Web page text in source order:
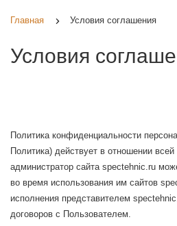
Главная Условия соглашения
Условия
Политика конфиденциальности
Политика) действует в отношении
администратор сайта spectehnic.ru
во время использования им сайтов
исполнения представителем
договоров с Пользователем.